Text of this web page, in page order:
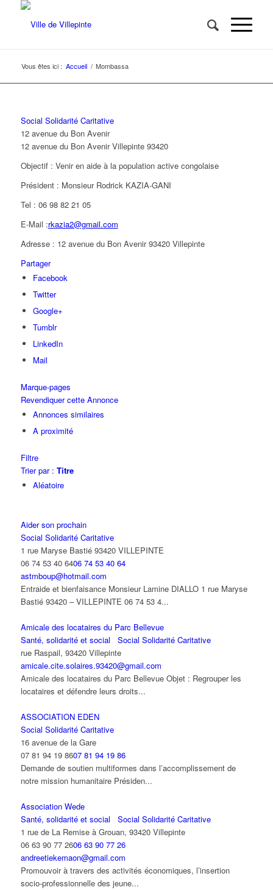
Vous êtes ici : Accueil / Mombassa
Social Solidarité Caritative
12 avenue du Bon Avenir
12 avenue du Bon Avenir Villepinte 93420
Objectif : Venir en aide à la population active congolaise
Président : Monsieur Rodrick KAZIA-GANI
Tel : 06 98 82 21 05
E-Mail :rkazia2@gmail.com
Adresse : 12 avenue du Bon Avenir 93420 Villepinte
Partager
Facebook
Twitter
Google+
Tumblr
LinkedIn
Mail
Marque-pages
Revendiquer cette Annonce
Annonces similaires
A proximité
Filtre
Trier par : Titre
Aléatoire
Aider son prochain
Social Solidarité Caritative
1 rue Maryse Bastié 93420 VILLEPINTE
06 74 53 40 6406 74 53 40 64
astmboup@hotmail.com
Entraide et bienfaisance Monsieur Lamine DIALLO 1 rue Maryse
Bastié 93420 – VILLEPINTE 06 74 53 4...
Amicale des locataires du Parc Bellevue
Santé, solidarité et social
Social Solidarité Caritative
rue Raspail, 93420 Villepinte
amicale.cite.solaires.93420@gmail.com
Amicale des locataires du Parc Bellevue Objet : Regrouper les
locataires et défendre leurs droits...
ASSOCIATION EDEN
Social Solidarité Caritative
16 avenue de la Gare
07 81 94 19 8607 81 94 19 86
Demande de soutien multiformes dans l’accomplissement de
notre mission humanitaire Présiden...
Association Wede
Santé, solidarité et social
Social Solidarité Caritative
1 rue de La Remise à Grouan, 93420 Villepinte
06 63 90 77 2606 63 90 77 26
andreetiekemaon@gmail.com
Promouvoir à travers des activités économiques, l’insertion
socio-professionnelle des jeune...